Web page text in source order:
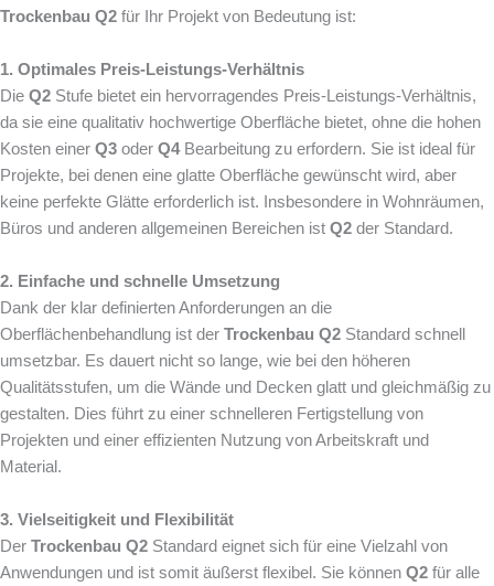
Trockenbau Q2 für Ihr Projekt von Bedeutung ist:
1. Optimales Preis-Leistungs-Verhältnis
Die Q2 Stufe bietet ein hervorragendes Preis-Leistungs-Verhältnis,
da sie eine qualitativ hochwertige Oberfläche bietet, ohne die hohen
Kosten einer Q3 oder Q4Bearbeitung zu erfordern. Sie ist ideal für
Projekte, bei denen eine glatte Oberfläche gewünscht wird, aber
keine perfekte Glätte erforderlich ist. Insbesondere in Wohnräumen,
Büros und anderen allgemeinen Bereichen ist Q2 der Standard.
2. Einfache und schnelle Umsetzung
Dank der klar definierten Anforderungen an die
Oberflächenbehandlung ist der Trockenbau Q2 Standard schnell
umsetzbar. Es dauert nicht so lange, wie bei den höheren
Qualitätsstufen, um die Wände und Decken glatt und gleichmäßig zu
gestalten. Dies führt zu einer schnelleren Fertigstellung von
Projekten und einer effizienten Nutzung von Arbeitskraft und
Material.
3. Vielseitigkeit und Flexibilität
Der Trockenbau Q2 Standard eignet sich für eine Vielzahl von
Anwendungen und ist somit äußerst flexibel. Sie können Q2 für alle